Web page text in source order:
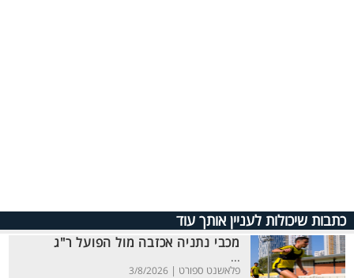
כתבות שיכולות לעניין אותך עוד
מכבי נתניה אכזבה מול הפועל ר"ג
...
פלאשנט ספורט | 3/8/2026